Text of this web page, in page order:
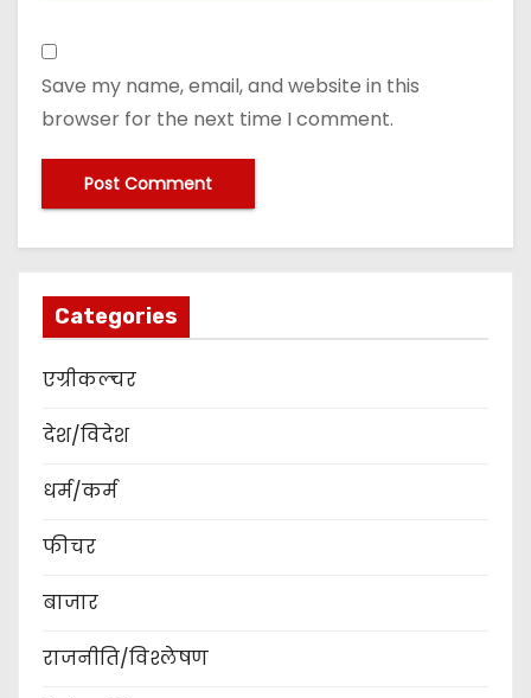
Save my name, email, and website in this
browser for the next time I comment.
Categories
एग्रीकल्चर
देश/विदेश
धर्म/कर्म
फीचर
बाजार
राजनीति/विश्लेषण